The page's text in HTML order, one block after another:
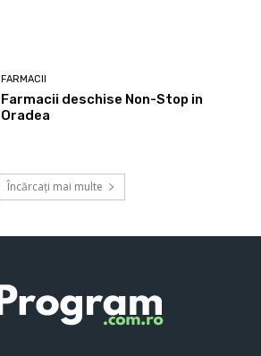
FARMACII
Farmacii deschise Non-Stop in
Oradea
Încărcați mai multe